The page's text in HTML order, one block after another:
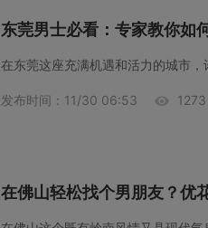
东莞男士必看：专家教你如
发布时间：11/30 06:53 1273
在佛山轻松找个男朋友？优